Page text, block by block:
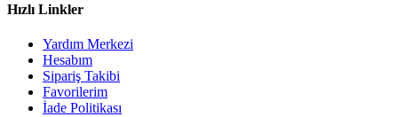
Hızlı Linkler
Yardım Merkezi
Hesabım
Sipariş Takibi
Favorilerim
İade Politikası